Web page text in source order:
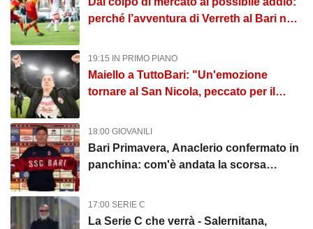
perché l’avventura di Verreth al Bari non
19:15 IN PRIMO PIANO
Maiello a TuttoBari: "Un'emozione
tornare al San Nicola, peccato per il
18:00 GIOVANILI
Bari Primavera, Anaclerio confermato in
panchina: com'è andata la scorsa
17:00 SERIE C
La Serie C che verrà - Salernitana,